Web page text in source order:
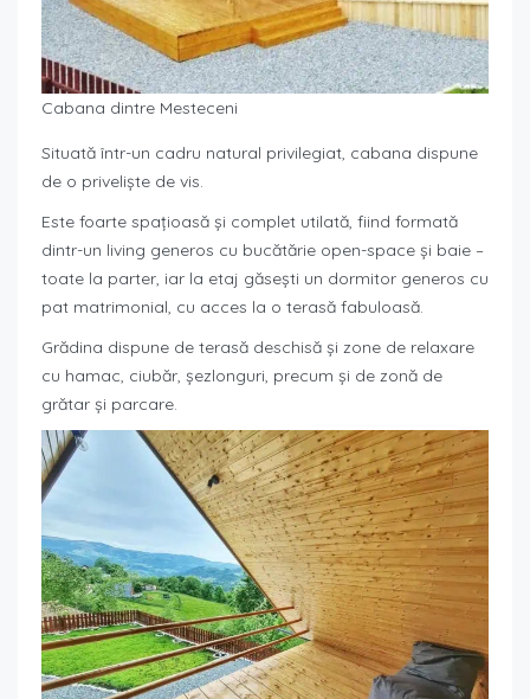
Cabana dintre Mesteceni
Situată într-un cadru natural privilegiat, cabana dispune
de o priveliște de vis.
Este foarte spațioasă și complet utilată, fiind formată
dintr-un living generos cu bucătărie open-space și baie –
toate la parter, iar la etaj găsești un dormitor generos cu
pat matrimonial, cu acces la o terasă fabuloasă.
Grădina dispune de terasă deschisă și zone de relaxare
cu hamac, ciubăr, șezlonguri, precum și de zonă de
grătar și parcare.